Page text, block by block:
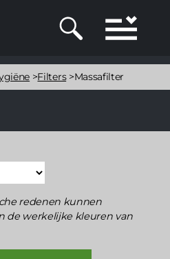
>Filters>Massafilter
redenen kunnen
de werkelijke kleuren van